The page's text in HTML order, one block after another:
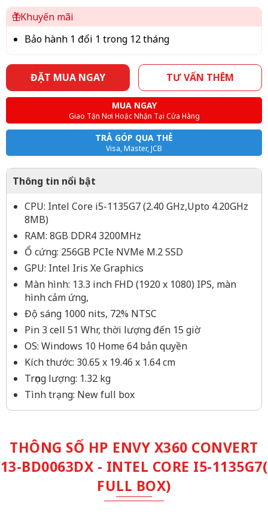
Khuyến mãi
Bảo hành 1 đổi 1 trong 12 tháng
ĐẶT MUA NGAY TƯ VẤN THÊM
MUA NGAY
Giao Tận Nơi Hoặc Nhận Tại Cửa Hàng
TRẢ GÓP QUA THẺ
Visa, Master, JCB
Thông tin nổi bật
CPU: Intel Core i5-1135G7 (2.40 GHz,Upto 4.20GHz
8MB)
RAM: 8GB DDR4 3200MHz
Ổ cứng: 256GB PCIe NVMe M.2 SSD
GPU: Intel Iris Xe Graphics
Màn hình: 13.3 inch FHD (1920 x 1080) IPS, màn
hình cảm ứng,
Độ sáng 1000 nits, 72% NTSC
Pin 3 cell 51 Whr, thời lượng đến 15 giờ
OS: Windows 10 Home 64 bản quyền
Kích thước: 30.65 x 19.46 x 1.64 cm
Trọng lượng: 1.32 kg
Tình trạng: New full box
THÔNG SỐ HP ENVY X360 CONVERT
13-BD0063DX - INTEL CORE I5-1135G7(
FULL BOX)